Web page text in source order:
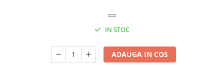
IN STOC
ADAUGA IN COS